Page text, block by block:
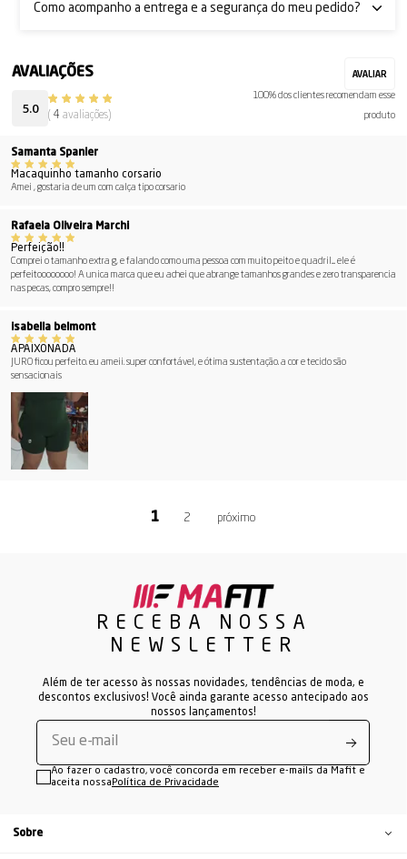
Como acompanho a entrega e a segurança do meu pedido?
5.0 (4 avaliações)
100% dos clientes recomendam esse
produto
Samanta Spanier
Macaquinho tamanho corsario
Amei , gostaria de um com calça tipo corsario
Rafaela Oliveira Marchi
Perfeição!!
Comprei o tamanho extra g, e falando como uma pessoa com muito peito e quadril.... ele é
perfeitoooooooo! A unica marca que eu achei que abrange tamanhos grandes e zero transparencia
nas pecas, compro sempre!!
isabella belmont
APAIXONADA
JURO ficou perfeito. eu ameii. super confortável, e ótima sustentação. a cor e tecido são
sensacionais
2
RECEBA NOSSA
NEWSLETTER
Além de ter acesso às nossas novidades, tendências de moda, e
descontos exclusivos! Você ainda garante acesso antecipado aos
nossos lançamentos!
Ao fazer o cadastro, você concorda em receber e-mails da Mafit e
aceita nossa Política de Privacidade
Sobre